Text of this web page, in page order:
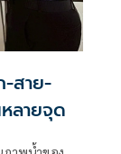
-สาย-
ลายจุด